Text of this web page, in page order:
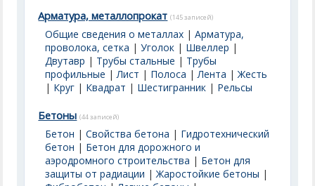
Арматура, металлопрокат (145 записей)
Общие сведения о металлах |Арматура,
проволока, сетка |Уголок | Швеллер |
Двутавр | Трубы стальные | Трубы
профильные |Лист | Полоса |Лента |Жесть
| Круг | Квадрат | Шестигранник | Рельсы
Бетоны (44 записей)
Бетон |Свойства бетона | Гидротехнический
бетон | Бетон для дорожного и
аэродромного строительства | Бетон для
защиты от радиации |Жаростойкие бетоны |